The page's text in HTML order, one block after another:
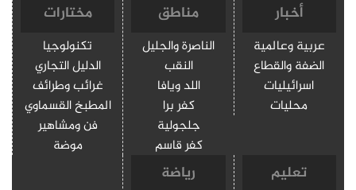
أخبار
عربية وعالمية
الضفة والقطاع
اسرائيليات
محليات
مناطق
الناصرة والجليل
النقب
اللد ويافا
كفر برا
جلجولية
كفر قاسم
مختارات
تكنولوجيا
الدليل التجاري
غرائب وطرائف
المطبخ القسماوي
فن ومشاهير
موضة
تعليم رياضة